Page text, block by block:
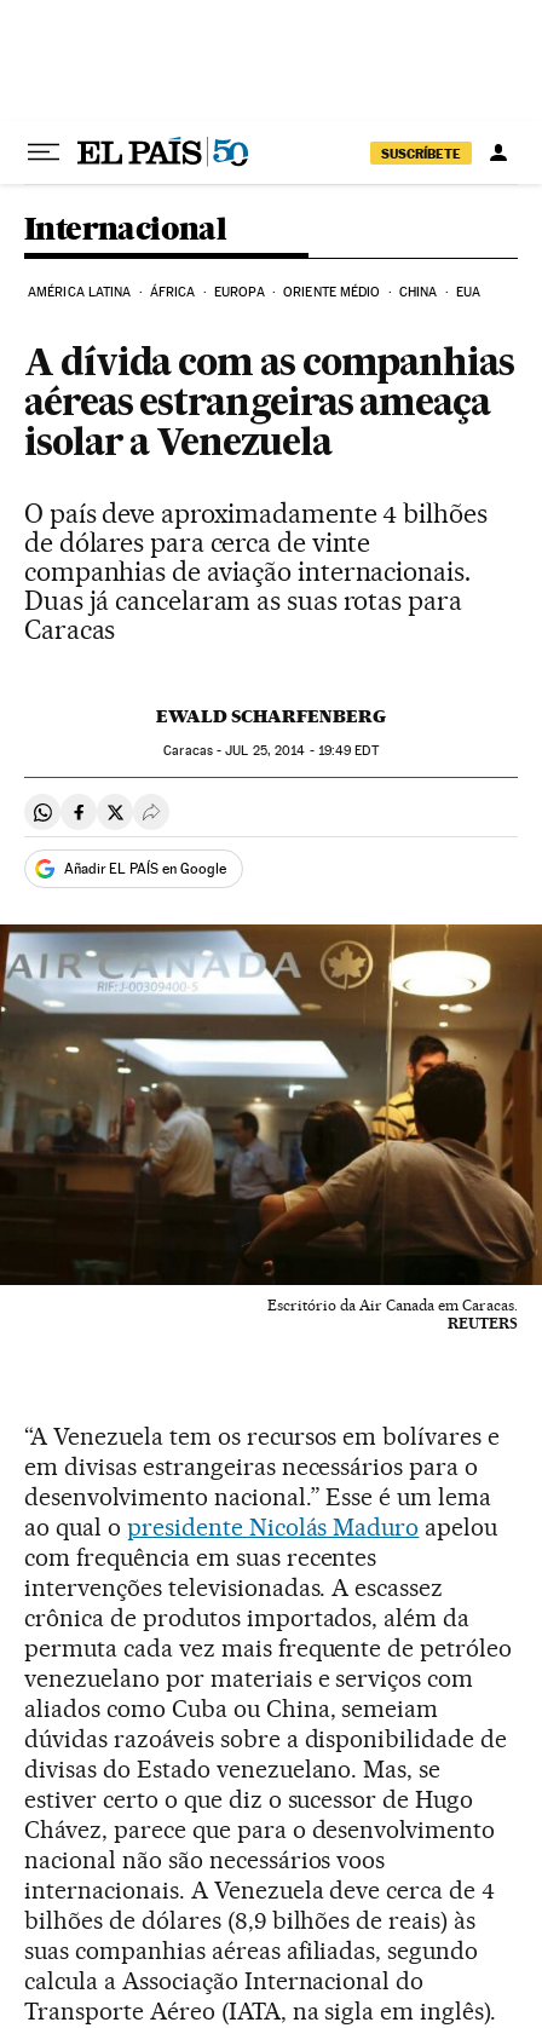
SUSCRÍBETE
Internacional
AMÉRICA LATINA ÁFRICA EUROPA ORIENTE MÉDIO CHINA EUA
A dívida com as companhias
aéreas estrangeiras ameaça
isolar a Venezuela
O país deve aproximadamente 4 bilhões
de dólares para cerca de vinte
companhias de aviação internacionais.
Duas já cancelaram as suas rotas para
Caracas
EWALD SCHARFENBERG
Caracas -JUL 25, 2014 - 19:49 EDT
Compartir en Whatsapp
Compartir en Facebook
Compartir en Twitter
Desplegar Redes Sociales
Añadir EL PAÍS en Google
Escritório da Air Canada em Caracas.
REUTERS
“A Venezuela tem os recursos em bolívares e
em divisas estrangeiras necessários para o
desenvolvimento nacional.” Esse é um lema
ao qual o presidente Nicolás Maduro apelou
com frequência em suas recentes
intervenções televisionadas. A escassez
crônica de produtos importados, além da
permuta cada vez mais frequente de petróleo
venezuelano por materiais e serviços com
aliados como Cuba ou China, semeiam
dúvidas razoáveis sobre a disponibilidade de
divisas do Estado venezuelano. Mas, se
estiver certo o que diz o sucessor de Hugo
Chávez, parece que para o desenvolvimento
nacional não são necessários voos
internacionais. A Venezuela deve cerca de 4
bilhões de dólares (8,9 bilhões de reais) às
suas companhias aéreas afiliadas, segundo
calcula a Associação Internacional do
Transporte Aéreo (IATA, na sigla em inglês).